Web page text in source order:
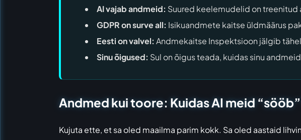
AI vajab andmeid: Suured keelemudelid on treenitud
GDPR on surve all: Isikuandmete kaitse üldmäärus
Eesti on valvel: Andmekaitse Inspektsioon jälgib
Sinu õigused: Sul on õigus teada, kuidas sinu
Andmed kui toore: Kuidas AI meid
Kujuta ette, et sa oled maailma parim kokk. Sa oled aastaid